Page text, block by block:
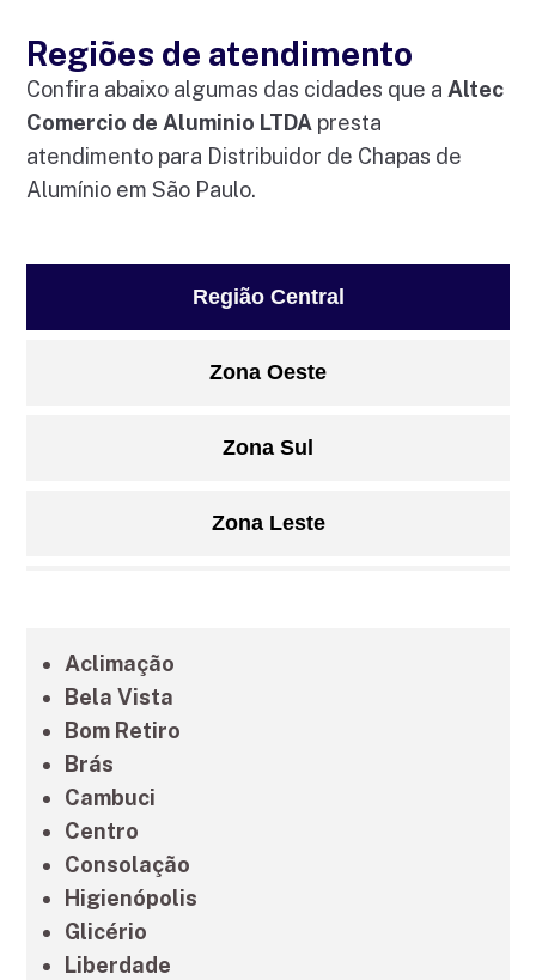
Regiões de atendimento
Confira abaixo algumas das cidades que aAltec
Comercio de Aluminio LTDA presta
atendimento para Distribuidor de Chapas de
Alumínio em São Paulo.
Região Central
Zona Oeste
Zona Sul
Zona Leste
Litoral de São Paulo
Aclimação
Bela Vista
Bom Retiro
Brás
Cambuci
Centro
Consolação
Higienópolis
Glicério
Liberdade